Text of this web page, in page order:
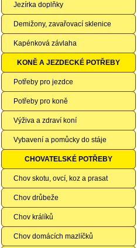
Jezírka doplňky
Demižony, zavařovací sklenice
Kapénková závlaha
KONĚ A JEZDECKÉ POTŘEBY
Potřeby pro jezdce
Potřeby pro koně
Výživa a zdraví koní
Vybavení a pomůcky do stáje
CHOVATELSKÉ POTŘEBY
Chov skotu, ovcí, koz a prasat
Chov drůbeže
Chov králíků
Chov domácích mazlíčků